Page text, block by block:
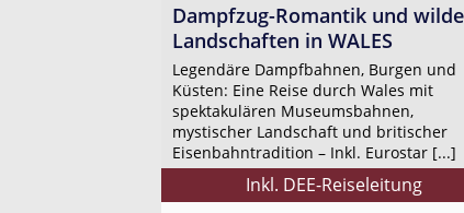
Dampfzug-Romantik und wilde
Landschaften in WALES
Legendäre Dampfbahnen, Burgen und
Küsten: Eine Reise durch Wales mit
spektakulären Museumsbahnen,
mystischer Landschaft und britischer
Eisenbahntradition – Inkl. Eurostar [...]
Inkl. DEE-Reiseleitung